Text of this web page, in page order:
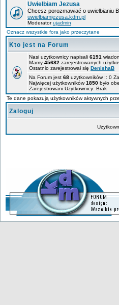
Uwielbiam Jezusa
Chcesz porozmawiać o uwielbianiu
uwielbiamjezusa.kdm.pl
Moderatorujadmin
Oznacz wszystkie fora jako przeczytane
Kto jest na Forum
Nasi użytkownicy napisali 6191
Mamy 45682 zarejestrowanych
Ostatnio zarejestrował się DenishaB
Na Forum jest 68 użytkowników :: 0
Najwięcej użytkowników1850 było
Zarejestrowani Użytkownicy: Brak
Te dane pokazują użytkowników aktywnych
Zaloguj